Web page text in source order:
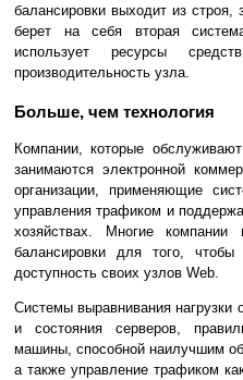
балансировки выходит из строя,
берет на себя вторая
использует ресурсы
производительность узла.
Больше, чем технология
Компании, которые
занимаются электронной
организации, применяющие
управления трафиком и
хозяйствах. Многие
балансировки для того, чтобы
доступность своих узлов Web.
Системы выравнивания нагрузки
и состояния серверов,
машины, способной наилучшим
а также управление трафиком